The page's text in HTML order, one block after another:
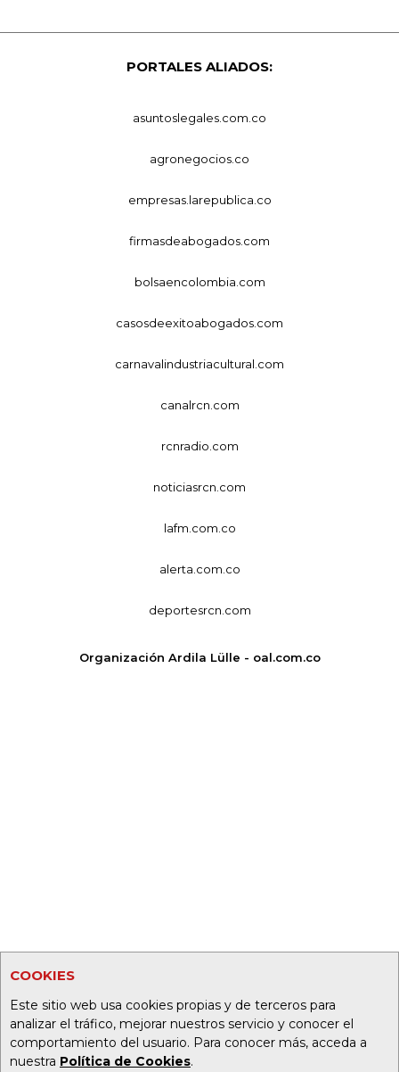
COOKIES
Este sitio web usa cookies propias y de terceros para
analizar el tráfico, mejorar nuestros servicio y conocer el
comportamiento del usuario. Para conocer más, acceda a
nuestra Política de Cookies.
PORTALES ALIADOS:
asuntoslegales.com.co
agronegocios.co
empresas.larepublica.co
firmasdeabogados.com
bolsaencolombia.com
casosdeexitoabogados.com
carnavalindustriacultural.com
canalrcn.com
rcnradio.com
noticiasrcn.com
lafm.com.co
alerta.com.co
deportesrcn.com
Organización Ardila Lülle - oal.com.co